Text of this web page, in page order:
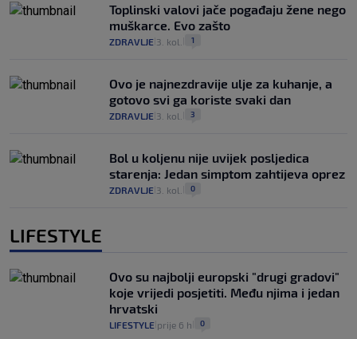
Toplinski valovi jače pogađaju žene nego
muškarce. Evo zašto
ZDRAVLJE 3. kol. 1
Ovo je najnezdravije ulje za kuhanje, a
gotovo svi ga koriste svaki dan
ZDRAVLJE 3. kol. 3
Bol u koljenu nije uvijek posljedica
starenja: Jedan simptom zahtijeva oprez
ZDRAVLJE 3. kol. 0
LIFESTYLE
Ovo su najbolji europski "drugi gradovi"
koje vrijedi posjetiti. Među njima i jedan
hrvatski
LIFESTYLE prije 6 h 0